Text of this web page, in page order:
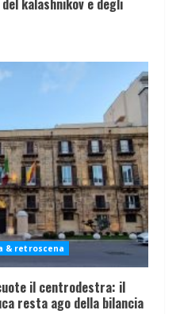
kalashnikov e degli
& retroscena
il centrodestra: il
resta ago della bilancia